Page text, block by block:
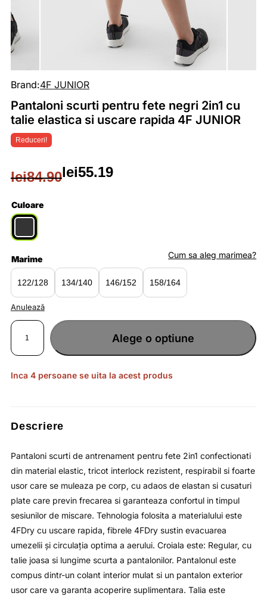
Reduceri!
Brand:4F JUNIOR
Pantaloni scurti pentru fete negri 2in1 cu
talie elastica si uscare rapida 4F JUNIOR
lei84.90
Prețul
inițial
a
fost:
lei84.90.
lei55.19
Prețul
curent
este:
lei55.19.
Culoare
Marime
122/128 134/140 146/152 158/164
Anulează
Cum sa aleg marimea?
Cantitate
scurti
fete
negri
cu
talie
JUNIOR
Alege o optiune
Inca 4 persoane se uita la acest produs
Descriere
Pantaloni scurti de antrenament pentru fete 2in1 confectionati
din material elastic, tricot interlock rezistent, respirabil si foarte
usor care se muleaza pe corp, cu adaos de elastan si cusaturi
plate care previn frecarea si garanteaza confortul in timpul
sesiunilor de miscare. Tehnologia folosita a materialului este
4FDry cu uscare rapida, fibrele 4FDry sustin evacuarea
umezelii şi circulaţia optima a aerului. Croiala este: Regular, cu
talie joasa si lungime scurta a pantalonilor. Pantalonul este
compus dintr-un colant interior mulat si un pantalon exterior
usor care va garanta acoperire suplimentara. Talia este